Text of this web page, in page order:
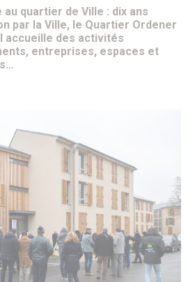
les réseaux sociaux
la ville
et d’Histoire
d’activités
de la Grande Guerre
distribution
quartier de Ville : dix ans
par la Ville, le Quartier Ordener
accueille des activités
entreprises, espaces et